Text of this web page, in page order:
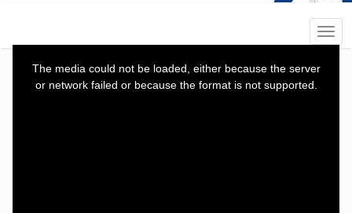
The media could not be loaded, either because the server
or network failed or because the format is not supported.